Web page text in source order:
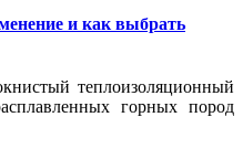
и как выбрать
теплоизоляционный
горных пород